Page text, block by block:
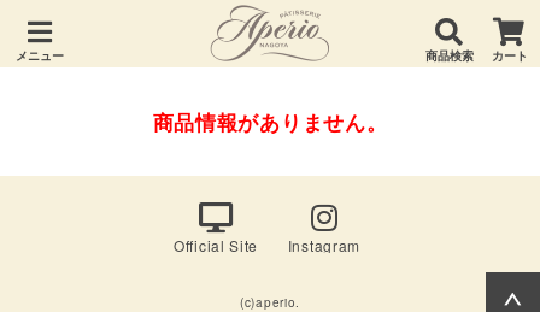
メニュー 商品検索 カート
商品情報がありません。
Official Site Instagram
(c)aperio.